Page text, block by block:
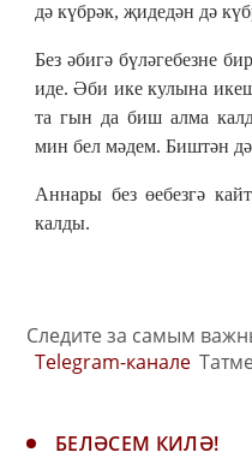
дә күбрәк, җидедән дә
Без әбигә бүләгебезне
иде. Әби ике кулына
та гын да биш алма
мин бел мәдем. Биштән
Аннары без өебезгә
калды.
Следите за самым
Telegram-канале
БЕЛӘСЕМ КИЛӘ!